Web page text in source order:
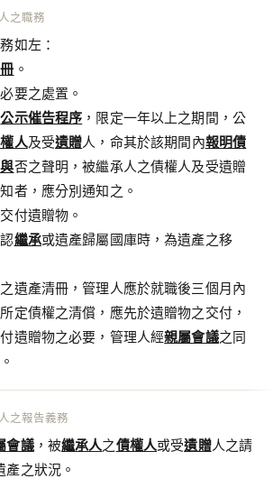
之職務
如左：
。
要之處置。
公示催告程序 ，限定一年以上之期間，公
人及受遺贈人，命其於該期間內報明債
否之聲明，被繼承人之債權人及受遺贈
者，應分別通知之。
付遺贈物。
繼承或遺產歸屬國庫時，為遺產之移
遺產清冊，管理人應於就職後三個月內
定債權之清償，應先於遺贈物之交付，
遺贈物之必要，管理人經親屬會議之同
之報告義務
會議，被繼承人之債權人或受遺贈人之請
之狀況。